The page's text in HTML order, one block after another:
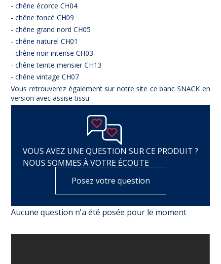
- chêne écorce CH04
- chêne foncé CH09
- chêne grand nord CH05
- chêne naturel CH01
- chêne noir intense CH03
- chêne teinte merisier CH13
- chêne vintage CH07
Vous retrouverez également sur notre site ce banc SNACK en
version avec assise tissu.
VOUS AVEZ UNE QUESTION SUR CE PRODUIT ?
NOUS SOMMES À VOTRE ÉCOUTE
Posez votre question
Aucune question n'a été posée pour le moment